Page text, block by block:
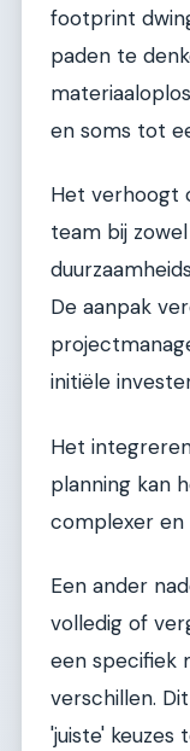
footprint
paden te
en soms tot
Het verhoogt
team bij
De aanpak
initiële
Het
planning kan
complexer en
Een ander
volledig of
een specifiek
verschillen.
'juiste' keuzes